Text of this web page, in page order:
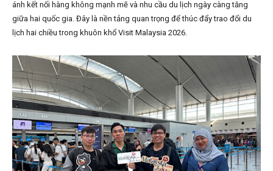
ánh kết nối hàng không mạnh mẽ và nhu cầu du lịch ngày càng tăng
giữa hai quốc gia. Đây là nền tảng quan trọng để thúc đẩy trao đổi du
lịch hai chiều trong khuôn khổ Visit Malaysia 2026.